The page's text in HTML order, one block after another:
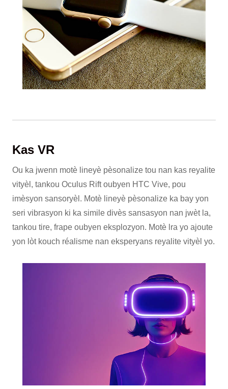
Kas VR
Ou ka jwenn motè lineyè pèsonalize tou nan kas reyalite
vityèl, tankou Oculus Rift oubyen HTC Vive, pou
imèsyon sansoryèl. Motè lineyè pèsonalize ka bay yon
seri vibrasyon ki ka simile divès sansasyon nan jwèt la,
tankou tire, frape oubyen eksplozyon. Motè lra yo ajoute
yon lòt kouch réalisme nan eksperyans reyalite vityèl yo.